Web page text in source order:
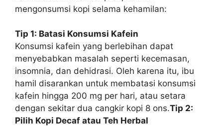
mengonsumsi kopi selama kehamilan:
Tip 1: Batasi Konsumsi Kafein
Konsumsi kafein yang berlebihan dapat
menyebabkan masalah seperti kecemasan,
insomnia, dan dehidrasi. Oleh karena itu, ibu
hamil disarankan untuk membatasi konsumsi
kafein hingga 200 mg per hari, atau setara
dengan sekitar dua cangkir kopi 8 ons.Tip 2:
Pilih Kopi Decaf atau Teh Herbal